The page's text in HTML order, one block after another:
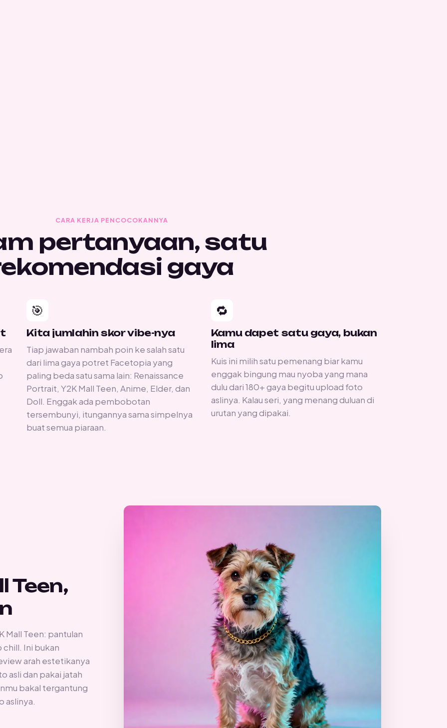
CARA KERJA PENCOCOKANNYA
pertanyaan, satu
gaya
🎯
Kita jumlahin skor vibe-nya
Tiap jawaban nambah poin ke salah satu
dari lima gaya potret Facetopia yang
paling beda satu sama lain: Renaissance
Portrait, Y2K Mall Teen, Anime, Elder, dan
Doll. Enggak ada pembobotan
tersembunyi, itungannya sama simpelnya
buat semua piaraan.
🔁
Kamu dapet satu gaya, bukan
lima
Kuis ini milih satu pemenang biar kamu
enggak bingung mau nyoba yang mana
dulu dari 180+ gaya begitu upload foto
aslinya. Kalau seri, yang menang duluan di
urutan yang dipakai.
Teen,
Mall Teen: pantulan
Ini bukan
arah estetikanya
asli dan pakai jatah
bakal tergantung
aslinya.